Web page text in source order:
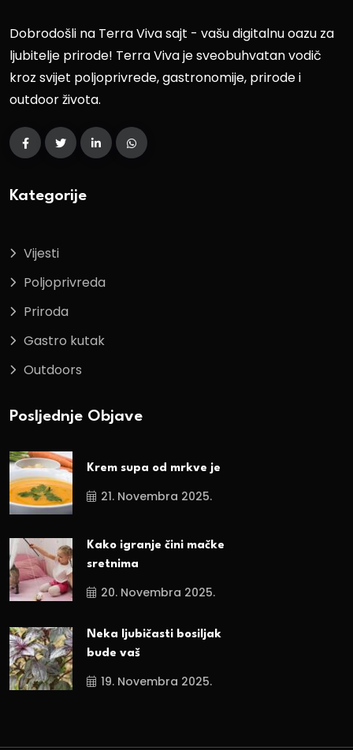
Dobrodošli na Terra Viva sajt - vašu digitalnu oazu za
ljubitelje prirode! Terra Viva je sveobuhvatan vodič
kroz svijet poljoprivrede, gastronomije, prirode i
outdoor života.
Kategorije
Vijesti
Poljoprivreda
Priroda
Gastro kutak
Outdoors
Posljednje Objave
Krem supa od mrkve je
21. Novembra 2025.
Kako igranje čini mačke
sretnima
20. Novembra 2025.
Neka ljubičasti bosiljak
bude vaš
19. Novembra 2025.